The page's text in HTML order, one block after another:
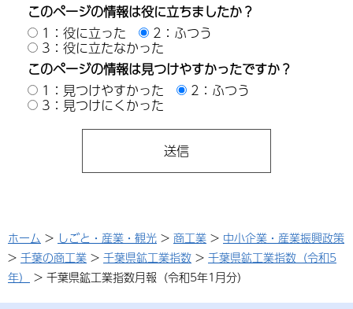
このページの情報は役に立ちましたか？
1：役に立った
2：ふつう
3：役に立たなかった
このページの情報は見つけやすかったですか？
1：見つけやすかった
2：ふつう
3：見つけにくかった
ホーム > しごと・産業・観光 > 商工業 > 中小企業・産業振興政策
> 千葉の商工業 > 千葉県鉱工業指数 > 千葉県鉱工業指数（令和5
年）
> 千葉県鉱工業指数月報（令和5年1月分）